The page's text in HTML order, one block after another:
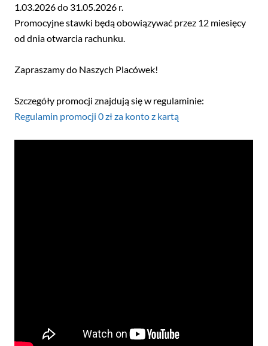
1.03.2026 do 31.05.2026 r.
Promocyjne stawki będą obowiązywać przez 12 miesięcy
od dnia otwarcia rachunku.
Zapraszamy do Naszych Placówek!
Szczegóły promocji znajdują się w regulaminie:
Regulamin promocji 0 zł za konto z kartą